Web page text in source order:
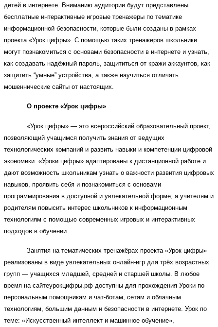
детей в интернете. Вниманию аудитории будут представлены
бесплатные интерактивные игровые тренажеры по тематике
информационной безопасности, которые были созданы в рамках
проекта «Урок цифры». С помощью таких тренажеров школьники
могут познакомиться с основами безопасности в интернете и узнать,
как создавать надёжный пароль, защититься от кражи аккаунтов, как
защитить “умные” устройства, а также научиться отличать
мошеннические сайты от настоящих.
О проекте «Урок цифры»
«Урок цифры» — это всероссийский образовательный проект,
позволяющий учащимся получить знания от ведущих
технологических компаний и развить навыки и компетенции цифровой
экономики. «Уроки цифры» адаптированы к дистанционной работе и
дают возможность школьникам узнать о важности развития цифровых
навыков, проявить себя и познакомиться с основами
программирования в доступной и увлекательной форме, а учителям и
родителям повысить интерес школьников к информационным
технологиям с помощью современных игровых и интерактивных
подходов в обучении.
Занятия на тематических тренажёрах проекта «Урок цифры»
реализованы в виде увлекательных онлайн-игр для трёх возрастных
групп — учащихся младшей, средней и старшей школы. В любое
время на сайтеурокцифры.рф доступны для прохождения Уроки по
персональным помощникам и чат-ботам, сетям и облачным
технологиям, большим данным и безопасности в интернете. Урок по
теме: «Искусственный интеллект и машинное обучение»,